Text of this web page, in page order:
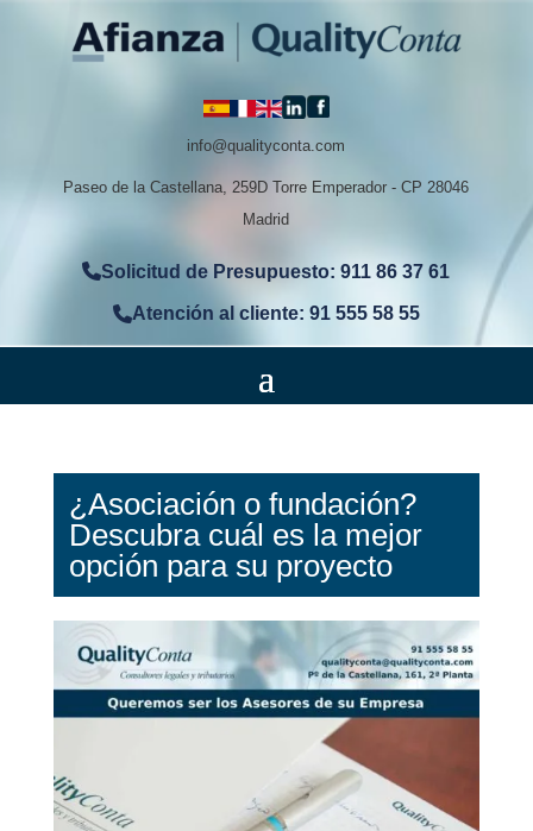
info@qualityconta.com
Paseo de la Castellana, 259D Torre Emperador - CP 28046
Madrid
Solicitud de Presupuesto: 911 86 37 61
Atención al cliente: 91 555 58 55
¿Asociación o fundación?
Descubra cuál es la mejor
opción para su proyecto